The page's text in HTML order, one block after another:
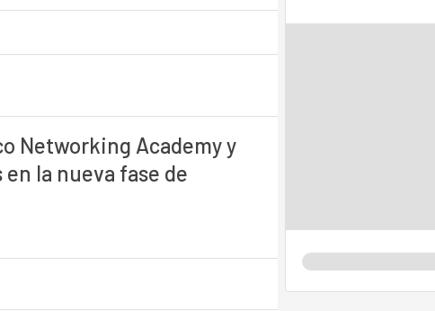
Networking Academy y
la nueva fase de